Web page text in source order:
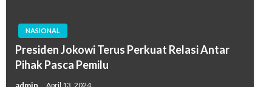
NASIONAL
Presiden Jokowi Terus Perkuat Relasi Antar
Pihak Pasca Pemilu
April 13, 2024